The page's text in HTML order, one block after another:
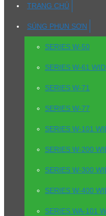
TRANG CHỦ
SÚNG PHUN SƠN
SERIES W-50
SERIES W-61
SERIES W-71
SERIES W-77
SERIES W-101
SERIES W-200
SERIES W-300
SERIES W-400
SERIES WA-101